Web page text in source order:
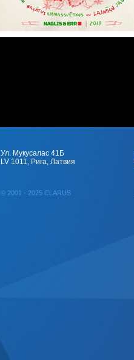
Ул. Мукусалас 41Б
LV 1011, Рига, Латвия
© 2001 - 2025 CLARUS